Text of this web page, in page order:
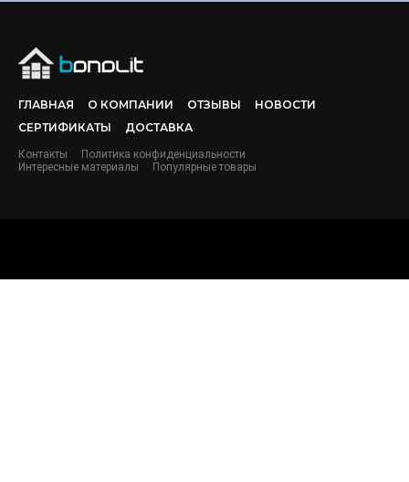
ГЛАВНАЯ О КОМПАНИИ ОТЗЫВЫ
НОВОСТИ
СЕРТИФИКАТЫ
ДОСТАВКА
Контакты
Политика конфиденциальности
Интересные материалы
Популярные товары